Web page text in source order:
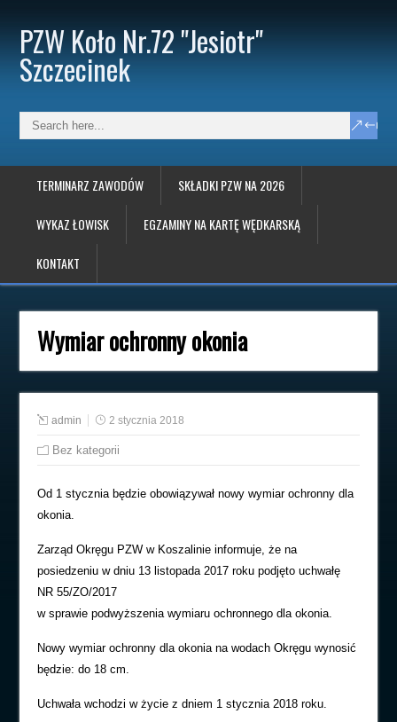
PZW Koło Nr.72 "Jesiotr"
Szczecinek
TERMINARZ ZAWODÓW SKŁADKI PZW NA 2026
WYKAZ ŁOWISK EGZAMINY NA KARTĘ WĘDKARSKĄ
KONTAKT
Wymiar ochronny okonia
admin 2 stycznia 2018
Bez kategorii
Od 1 stycznia będzie obowiązywał nowy wymiar ochronny dla
okonia.
Zarząd Okręgu PZW w Koszalinie informuje, że na
posiedzeniu w dniu 13 listopada 2017 roku podjęto uchwałę
NR 55/ZO/2017
w sprawie podwyższenia wymiaru ochronnego dla okonia.
Nowy wymiar ochronny dla okonia na wodach Okręgu wynosić
będzie: do 18 cm.
Uchwała wchodzi w życie z dniem 1 stycznia 2018 roku.